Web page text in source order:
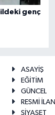
genç
ASAYİŞ
EĞİTİM
GÜNCEL
RESMİ İLAN
SİYASET